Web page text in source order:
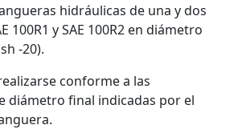
hidráulicas de una y dos
100R1 y SAE 100R2 en diámetro
-20).
conforme a las
diámetro final indicadas por el